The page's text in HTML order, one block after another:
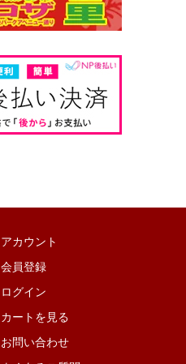
アカウント
会員登録
ログイン
カートを見る
お問い合わせ